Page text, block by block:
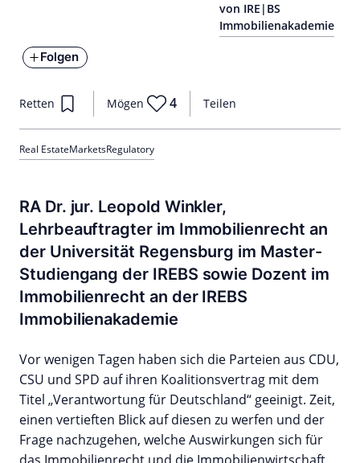
von IRE|BS
Immobilienakademie
Folgen
Teilen
Retten Mögen 4
Real EstateMarketsRegulatory
RA Dr. jur. Leopold Winkler,
Lehrbeauftragter im Immobilienrecht an
der Universität Regensburg im Master-
Studiengang der IREBS sowie Dozent im
Immobilienrecht an der IREBS
Immobilienakademie
Vor wenigen Tagen haben sich die Parteien aus CDU,
CSU und SPD auf ihren Koalitions­vertrag mit dem
Titel „Verantwortung für Deutschland“ geeinigt. Zeit,
einen vertieften Blick auf diesen zu werfen und der
Frage nachzugehen, welche Auswirkungen sich für
das Immobilien­recht und die Immobilienwirtschaft